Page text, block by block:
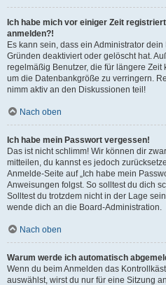
Ich habe mich vor einiger Zeit
anmelden?!
Es kann sein, dass ein Administrator
Gründen deaktiviert oder gelöscht hat.
regelmäßig Benutzer, die für längere
um die Datenbankgröße zu verringern.
nimm aktiv an den Diskussionen teil!
Nach oben
Ich habe mein Passwort vergessen!
Das ist nicht schlimm! Wir können dir
mitteilen, du kannst es jedoch
Anmelde-Seite auf „Ich habe mein
Anweisungen folgst. So solltest du dich
Solltest du trotzdem nicht in der Lage
wende dich an die Board-Administration.
Nach oben
Warum werde ich automatisch
Wenn du beim Anmelden das
auswählst, wirst du nur für eine Sitzung